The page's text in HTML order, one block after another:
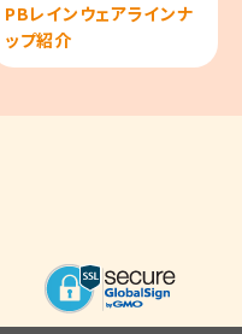
PBレインウェアラインナ
ップ紹介